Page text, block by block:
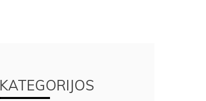
KATEGORIJOS